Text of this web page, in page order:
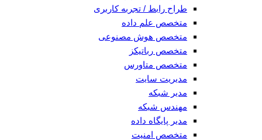
طراح رابط / تجربه کاربری
متخصص علم داده
متخصص هوش مصنوعی
متخصص رباتیکز
متخصص متاورس
مدیریت سایت
مدیر شبکه
مهندس شبکه
مدیر پایگاه داده
متخصص امنیت